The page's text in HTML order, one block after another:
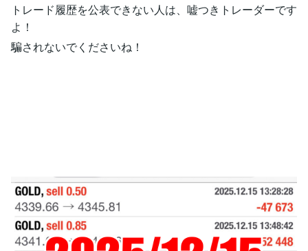
トレード履歴を公表できない人は、嘘つきトレーダーです
よ！
騙されないでくださいね！